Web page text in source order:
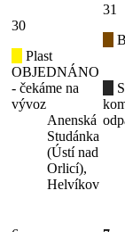
30
Plast
OBJEDNÁNO
- čekáme na
vývoz
Anenská
Studánka
(Ústí nad
Orlicí),
Helvíkov
31